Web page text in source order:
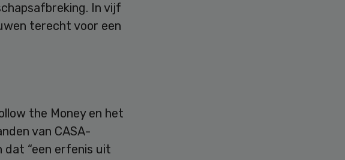
In vijf
terecht voor een
the Money en het
van CASA-
dat “een erfenis uit